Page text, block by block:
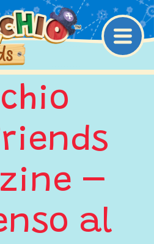
–
al